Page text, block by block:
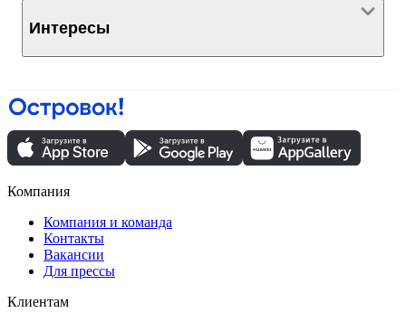
Интересы
Компания
Компания и команда
Контакты
Вакансии
Для прессы
Клиентам